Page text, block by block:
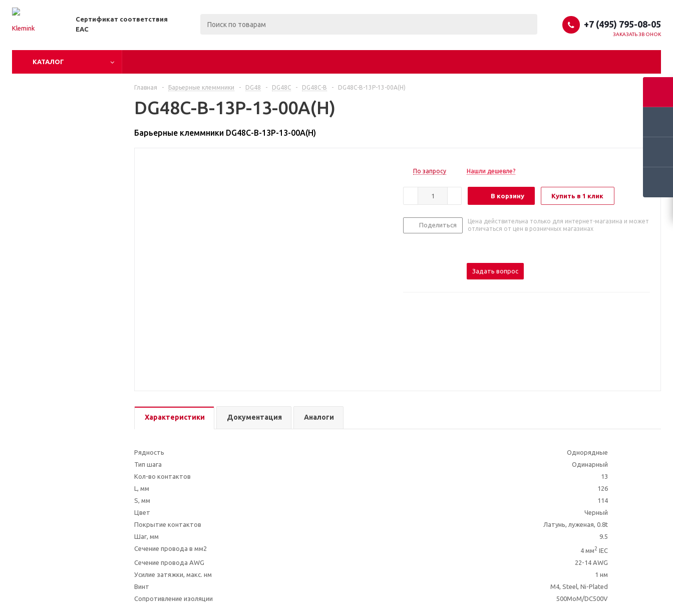
Сертификат соответствия
EAC
+7 (495) 795-08-05
ЗАКАЗАТЬ ЗВОНОК
КАТАЛОГ
Главная - Барьерные клеммники - DG48 - DG48C - DG48C-B - DG48C-B-13P-13-00A(H)
DG48C-B-13P-13-00A(H)
Барьерные клеммники DG48C-B-13P-13-00A(H)
По запросу Нашли дешевле?
В корзину Купить в 1 клик
Поделиться
Цена действительна только для интернет-магазина и может
отличаться от цен в розничных магазинах
Задать вопрос
Характеристики Документация Аналоги
Рядность
Однорядные
Тип шага
Одинарный
Кол-во контактов
13
L, мм
126
S, мм
114
Цвет
Черный
Покрытие контактов
Латунь, луженая, 0.8t
Шаг, мм
9.5
Сечение провода в мм2
4 мм2 IEC
Сечение провода AWG
22-14 AWG
Усилие затяжки, макс. нм
1 нм
Винт
M4, Steel, Ni-Plated
Сопротивление изоляции
500MoM/DC500V